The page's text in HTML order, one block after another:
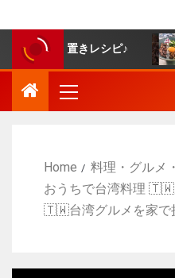
きレシピ♪ 絶対う
Home
料理・グルメ
おうちで台湾料理 🇹🇼
🇹🇼台湾グルメを家で